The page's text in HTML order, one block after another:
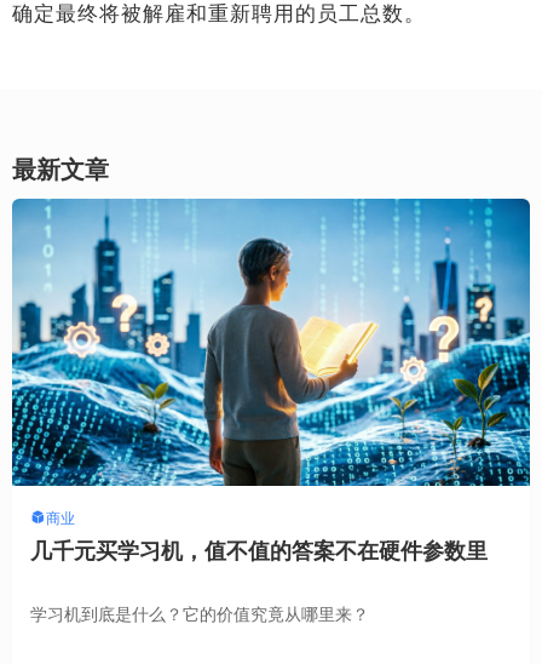
确定最终将被解雇和重新聘用的员工总数。
最新文章
商业
几千元买学习机，值不值的答案不在硬件参数里
学习机到底是什么？它的价值究竟从哪里来？